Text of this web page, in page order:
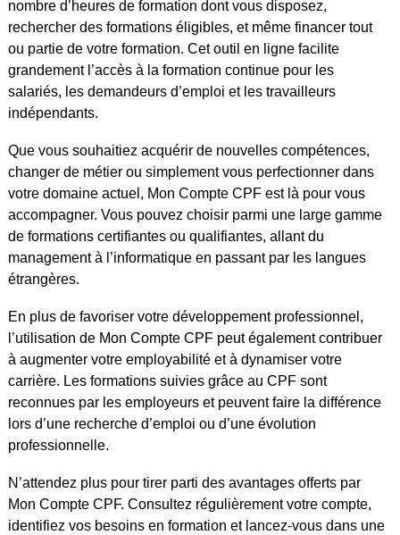
nombre d’heures de formation dont vous disposez,
rechercher des formations éligibles, et même financer tout
ou partie de votre formation. Cet outil en ligne facilite
grandement l’accès à la formation continue pour les
salariés, les demandeurs d’emploi et les travailleurs
indépendants.
Que vous souhaitiez acquérir de nouvelles compétences,
changer de métier ou simplement vous perfectionner dans
votre domaine actuel, Mon Compte CPF est là pour vous
accompagner. Vous pouvez choisir parmi une large gamme
de formations certifiantes ou qualifiantes, allant du
management à l’informatique en passant par les langues
étrangères.
En plus de favoriser votre développement professionnel,
l’utilisation de Mon Compte CPF peut également contribuer
à augmenter votre employabilité et à dynamiser votre
carrière. Les formations suivies grâce au CPF sont
reconnues par les employeurs et peuvent faire la différence
lors d’une recherche d’emploi ou d’une évolution
professionnelle.
N’attendez plus pour tirer parti des avantages offerts par
Mon Compte CPF. Consultez régulièrement votre compte,
identifiez vos besoins en formation et lancez-vous dans une